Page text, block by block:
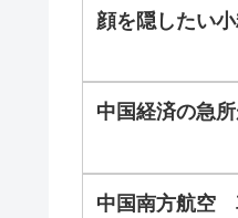
顔を隠したい
中国経済の急
中国南方航空